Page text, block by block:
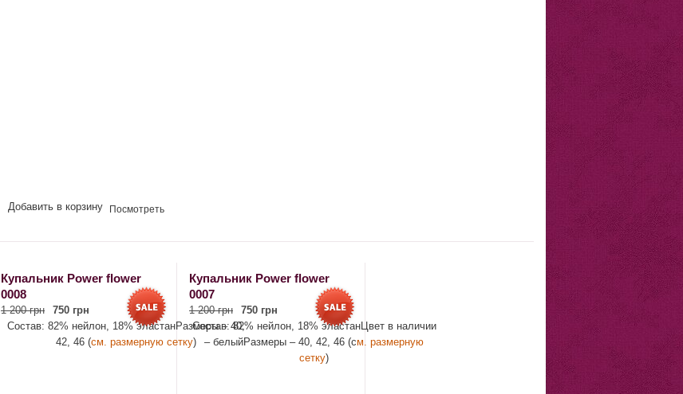
Добавить в корзину Посмотреть
Купальник Рower flower
0008
1 200 грн
750 грн
Состав: 82% нейлон, 18% эластанРазмеры – 40,
42, 46 (см. размерную сетку)
Купальник Рower flower
0007
1 200 грн
750 грн
Состав: 82% нейлон, 18% эластанЦвет в наличии
– белыйРазмеры – 40, 42, 46 (см. размерную
сетку)